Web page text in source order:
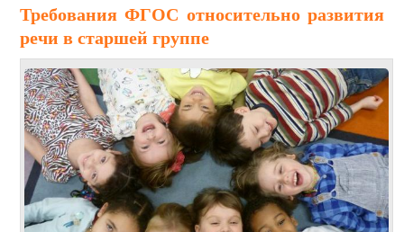
Требования ФГОС относительно развития
речи в старшей группе